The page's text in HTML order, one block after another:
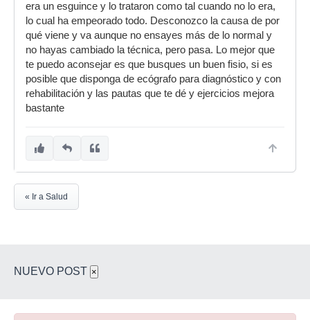
este mismo problema?
Muchas gracias por las respuestas y un saludo.
era un esguince y lo trataron como tal cuando no lo era,
lo cual ha empeorado todo. Desconozco la causa de por
qué viene y va aunque no ensayes más de lo normal y
no hayas cambiado la técnica, pero pasa. Lo mejor que
te puedo aconsejar es que busques un buen fisio, si es
posible que disponga de ecógrafo para diagnóstico y con
rehabilitación y las pautas que te dé y ejercicios mejora
bastante
« Ir a Salud
NUEVO POST ×